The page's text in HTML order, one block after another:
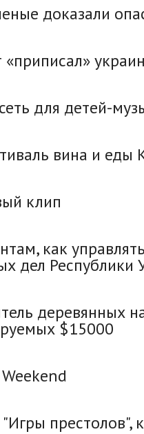
доказали
для детей-
вина и еды
клип
как
дел Республики
деревянных
$15000
престолов",